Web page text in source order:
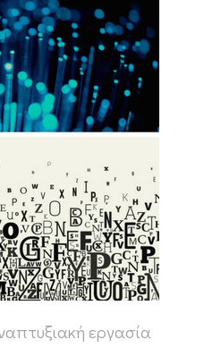
εργασία